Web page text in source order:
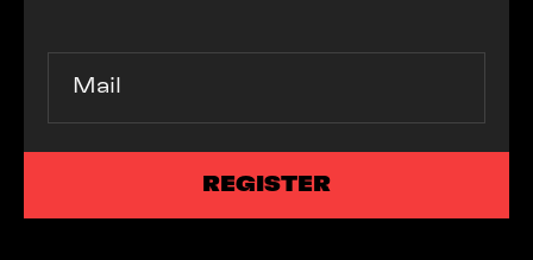
Mail
REGISTER
REGISTER